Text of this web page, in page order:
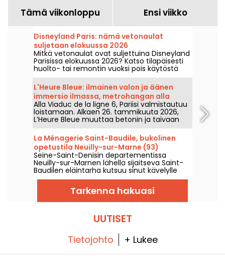
Tämä viikonloppu Ensi viikko
Disneyland Paris: nämä vetonaulat
suljetaan elokuussa 2026
Mitkä vetonaulat ovat suljettuina Disneyland
Parisissa elokuussa 2026? Katso tilapäisesti
huolto- tai remontin vuoksi pois käytöstä
olevien vetonaulojen lista, jotta voit
suunnitella vierailusi Disney-puistoihin.
L'Heure Bleue: ilmainen valon ja äänen
immersio ilmassa, metrohangan alla
Pariisissa
Alla Viaduc de la ligne 6, Pariisi valmistautuu
loistamaan. Alkaen 26. tammikuuta 2026,
L’Heure Bleue muuttaa betonin ja taivaan
täysin immersiiviseksi näyttämöksi, jossa
valo ja musiikki sulautuvat yhteen ja
tarjoavat tunnin kestävän aistimatkan. Läpi
vuoden tämä taiteellinen teos syttyy
iltahämärässä, kutsuen kävelijät poetiseen,
elämykselliseen ja ainutlaatuiseen
kohtaamiseen.
La Ménagerie Saint-Baudile, bukolinen
opetustila Neuilly-sur-Marne (93)
Seine-Saint-Denisin departementissa
Neuilly-sur-Marnen lähellä sijaitseva Saint-
Baudilen eläintarha kutsuu sinut kävelylle
maaseudulle ja tutustumaan sen asukkaisiin.
Tarkenna hakuasi
UUTISET
Tietojohto + Lukee